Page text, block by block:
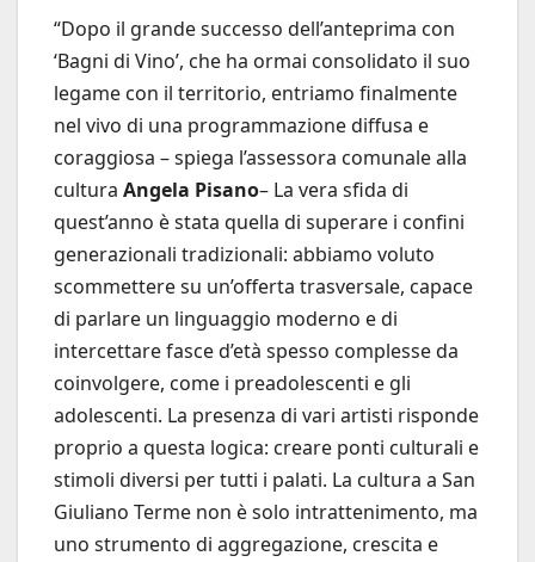
“Dopo il grande successo dell’anteprima con
‘Bagni di Vino’, che ha ormai consolidato il suo
legame con il territorio, entriamo finalmente
nel vivo di una programmazione diffusa e
coraggiosa – spiega l’assessora comunale alla
cultura Angela Pisano– La vera sfida di
quest’anno è stata quella di superare i confini
generazionali tradizionali: abbiamo voluto
scommettere su un’offerta trasversale, capace
di parlare un linguaggio moderno e di
intercettare fasce d’età spesso complesse da
coinvolgere, come i preadolescenti e gli
adolescenti. La presenza di vari artisti risponde
proprio a questa logica: creare ponti culturali e
stimoli diversi per tutti i palati. La cultura a San
Giuliano Terme non è solo intrattenimento, ma
uno strumento di aggregazione, crescita e